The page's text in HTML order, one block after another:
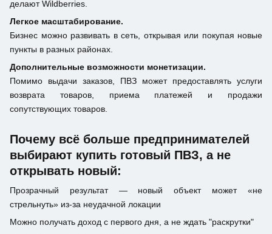
делают Wildberries.
Легкое масштабирование.
Бизнес можно развивать в сеть, открывая или покупая новые
пункты в разных районах.
Дополнительные возможности монетизации.
Помимо выдачи заказов, ПВЗ может предоставлять услуги
возврата товаров, приема платежей и продажи
сопутствующих товаров.
Почему всё больше предпринимателей
выбирают купить готовый ПВЗ, а не
открывать новый:
Прозрачный результат — новый объект может «не
стрельнуть» из-за неудачной локации
Можно получать доход с первого дня, а не ждать "раскрутки"